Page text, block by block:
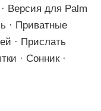
Версия для Palm
· Приватные
· Прислать
· Сонник ·